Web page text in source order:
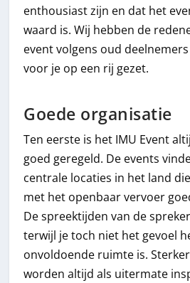
enthousiast zijn en dat het
waard is. Wij hebben de
event volgens oud
voor je op een rij gezet.
Goede organisatie
Ten eerste is het IMU Event
goed geregeld. De events
centrale locaties in het land
met het openbaar vervoer
De spreektijden van de
terwijl je toch niet het gevoel
onvoldoende ruimte is.
worden altijd als uitermate